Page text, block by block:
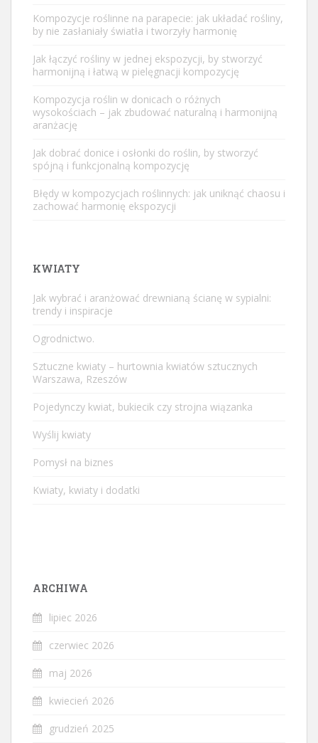
Kompozycje roślinne na parapecie: jak układać rośliny,
by nie zasłaniały światła i tworzyły harmonię
Jak łączyć rośliny w jednej ekspozycji, by stworzyć
harmonijną i łatwą w pielęgnacji kompozycję
Kompozycja roślin w donicach o różnych
wysokościach – jak zbudować naturalną i harmonijną
aranżację
Jak dobrać donice i osłonki do roślin, by stworzyć
spójną i funkcjonalną kompozycję
Błędy w kompozycjach roślinnych: jak uniknąć chaosu i
zachować harmonię ekspozycji
KWIATY
Jak wybrać i aranżować drewnianą ścianę w sypialni:
trendy i inspiracje
Ogrodnictwo.
Sztuczne kwiaty – hurtownia kwiatów sztucznych
Warszawa, Rzeszów
Pojedynczy kwiat, bukiecik czy strojna wiązanka
Wyślij kwiaty
Pomysł na biznes
Kwiaty, kwiaty i dodatki
ARCHIWA
lipiec 2026
czerwiec 2026
maj 2026
kwiecień 2026
grudzień 2025